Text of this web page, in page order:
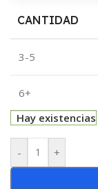
CANTIDAD
3-5
6+
Hay existencias
- +